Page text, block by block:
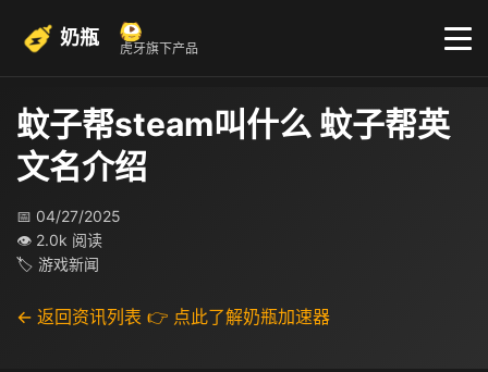
奶瓶 虎牙旗下产品
蚊子帮steam叫什么 蚊子帮英
文名介绍
📅 04/27/2025
👁 2.0k 阅读
🏷 游戏新闻
← 返回资讯列表 👉 点此了解奶瓶加速器